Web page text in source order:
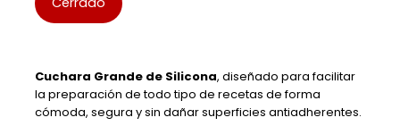
Cuchara Grande de Silicona, diseñado para facilitar
la preparación de todo tipo de recetas de forma
cómoda, segura y sin dañar superficies antiadherentes.